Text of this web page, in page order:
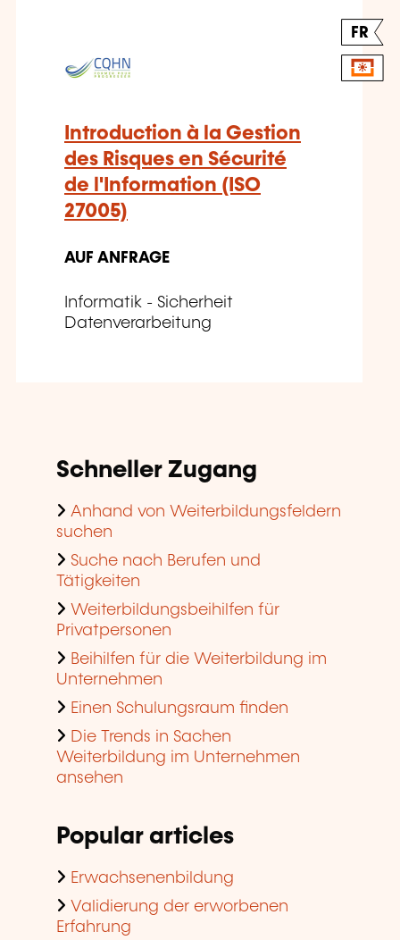
FR
Introduction à la Gestion
des Risques en Sécurité
de l'Information (ISO
27005)
AUF ANFRAGE
Informatik - Sicherheit
Datenverarbeitung
Schneller Zugang
Anhand von Weiterbildungsfeldern
suchen
Suche nach Berufen und
Tätigkeiten
Weiterbildungsbeihilfen für
Privatpersonen
Beihilfen für die Weiterbildung im
Unternehmen
Einen Schulungsraum finden
Die Trends in Sachen
Weiterbildung im Unternehmen
ansehen
Popular articles
Erwachsenenbildung
Validierung der erworbenen
Erfahrung